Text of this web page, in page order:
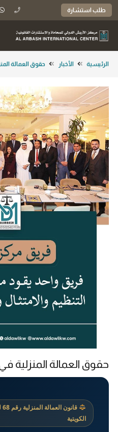
طلب استشارة
الرئيسية الأخبار حقوق العمالة
حقوق العمالة المنزلية
الكويتية